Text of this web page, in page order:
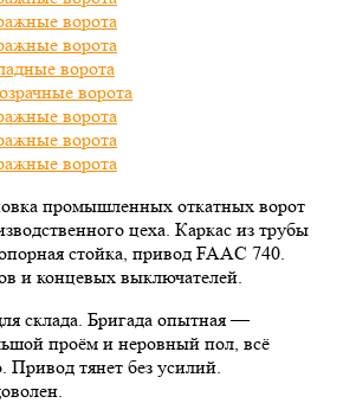
промышленных откатных ворот
цеха. Каркас из трубы
стойка, привод FAAC 740.
и концевых выключателей.
склада. Бригада опытная —
проём и неровный пол, всё
Привод тянет без усилий.